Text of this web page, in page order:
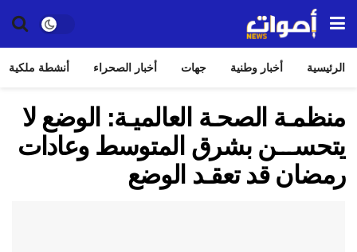
الرئيسية أخبار وطنية جهات أخبار الصحراء أنشطة ملكية
منظمـة الصحـة العالميـة: الوضع لا
يتحســـن بشرق المتوسط وعادات
رمضان قد تعقـد الوضع